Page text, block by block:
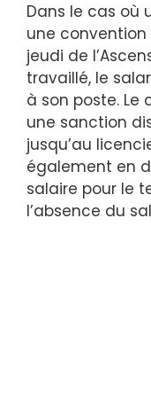
Dans le cas où
une
jeudi de
travaillé, le
à son poste. Le
une sanction
jusqu’au
également en
salaire pour le
l’absence du